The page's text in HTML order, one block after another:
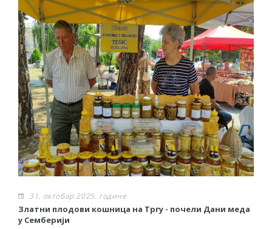
31. октобар 2025. године
Златни плодови кошница на Тргу - почели Дани меда
у Семберији